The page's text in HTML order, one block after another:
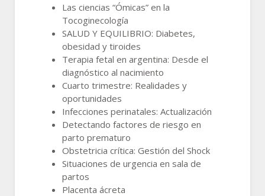
Las ciencias “Ómicas” en la
Tocoginecología
SALUD Y EQUILIBRIO: Diabetes,
obesidad y tiroides
Terapia fetal en argentina: Desde el
diagnóstico al nacimiento
Cuarto trimestre: Realidades y
oportunidades
Infecciones perinatales: Actualización
Detectando factores de riesgo en
parto prematuro
Obstetricia crítica: Gestión del Shock
Situaciones de urgencia en sala de
partos
Placenta ácreta